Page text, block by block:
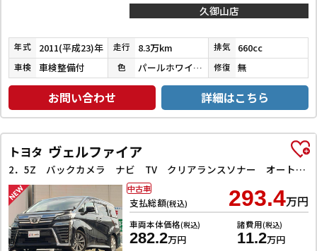
久御山店
年式 2011(平成23)年 走行 8.3万km 排気 660cc
車検 車検整備付 色 パールホワイトⅢ 修復 無
お問い合わせ 詳細はこちら
トヨタ ヴェルファイア
2．5Z バックカメラ ナビ TV クリアランスソナー オートクルーズコントロール レーンアシスト 衝突被害軽減システム 両側電動スライドドア オートマチックハイビーム オートライト
支払総額(税込) 293.4万円
車両本体価格(税込)
282.2万円
諸費用(税込)
11.2万円
中古車